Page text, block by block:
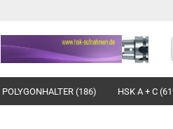
POLYGONHALTER (186) HSK A + C